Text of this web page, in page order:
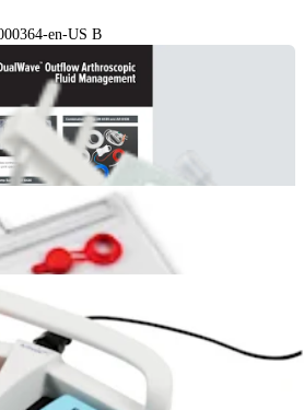
en-US B
Fluid Management